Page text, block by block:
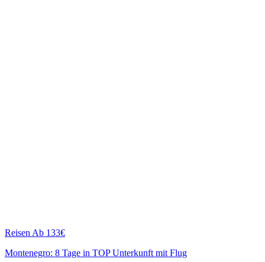
Reisen Ab 133€
Montenegro: 8 Tage in TOP Unterkunft mit Flug